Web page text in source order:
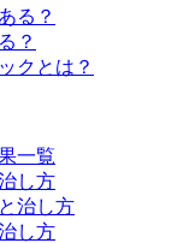
る？
？
クとは？
一覧
し方
治し方
し方